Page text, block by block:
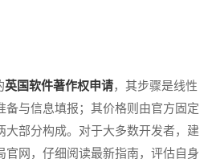
英国软件著作权申请，其步骤是线性
备与信息填报；其价格则由官方固定
大部分构成。对于大多数开发者，建
官网，仔细阅读最新指南，评估自身